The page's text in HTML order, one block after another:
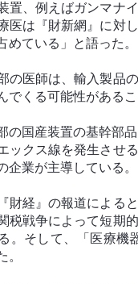
置、例えばガンマナ
医は『財新網』に対
めている」と語った。
の医師は、輸入製品
でくる可能性があるこ
の国産装置の基幹部
ックス線を発生させ
企業が主導している。
財経』の報道による
税戦争によって短期
。そして、「医療機
。